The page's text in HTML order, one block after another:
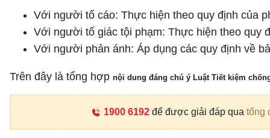
Với người tố cáo: Thực hiện theo quy định của
Với người tố giác tội phạm: Thực hiện theo quy
Với người phản ánh: Áp dụng các quy định về
Trên đây là tổng hợp nội dung đáng chú ý Luật Tiết kiệm
1900 6192để được giải đáp qua tổng